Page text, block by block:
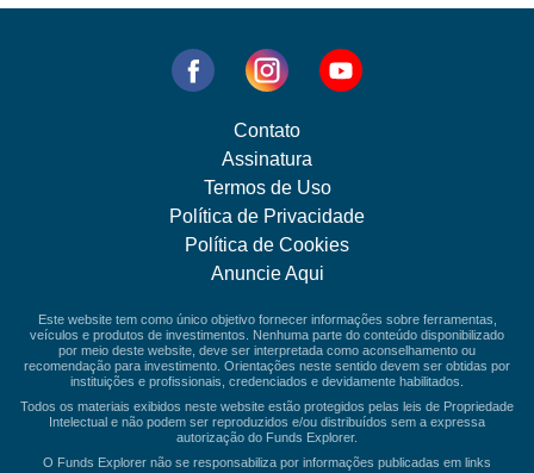
Contato
Assinatura
Termos de Uso
Política de Privacidade
Política de Cookies
Anuncie Aqui
Este website tem como único objetivo fornecer informações sobre ferramentas,
veículos e produtos de investimentos. Nenhuma parte do conteúdo disponibilizado
por meio deste website, deve ser interpretada como aconselhamento ou
recomendação para investimento. Orientações neste sentido devem ser obtidas por
instituições e profissionais, credenciados e devidamente habilitados.
Todos os materiais exibidos neste website estão protegidos pelas leis de Propriedade
Intelectual e não podem ser reproduzidos e/ou distribuídos sem a expressa
autorização do Funds Explorer.
O Funds Explorer não se responsabiliza por informações publicadas em links